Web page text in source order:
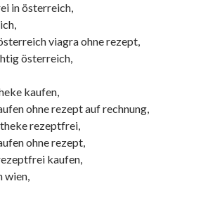
in österreich,
viagra ohne rezept,
österreich,
kaufen,
ohne rezept auf rechnung,
rezeptfrei,
ohne rezept,
kaufen,
wien,